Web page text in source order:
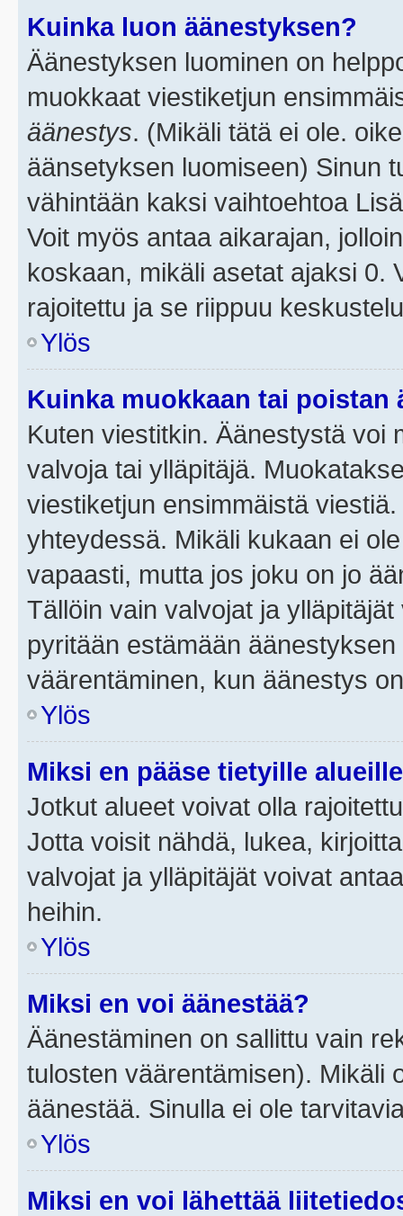
Kuinka luon äänestyksen?
Äänestyksen luominen on
muokkaat viestiketjun
äänestys. (Mikäli tätä ei ole.
äänsetyksen luomiseen) Sinun
vähintään kaksi vaihtoehtoa
Voit myös antaa aikarajan,
koskaan, mikäli asetat ajaksi 0.
rajoitettu ja se riippuu
Ylös
Kuinka muokkaan tai poistan
Kuten viestitkin. Äänestystä voi
valvoja tai ylläpitäjä.
viestiketjun ensimmäistä
yhteydessä. Mikäli kukaan ei
vapaasti, mutta jos joku on jo
Tällöin vain valvojat ja
pyritään estämään
väärentäminen, kun äänestys
Ylös
Miksi en pääse tietyille
Jotkut alueet voivat olla
Jotta voisit nähdä, lukea,
valvojat ja ylläpitäjät voivat
heihin.
Ylös
Miksi en voi äänestää?
Äänestäminen on sallittu vain
tulosten väärentämisen). Mikäli
äänestää. Sinulla ei ole
Ylös
Miksi en voi lähettää